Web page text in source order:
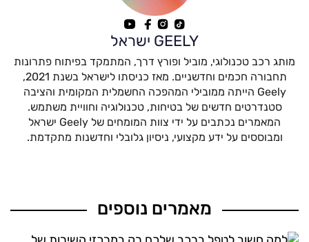
GEELY ישראל
מותג רכב טכנולוגי, מוביל ופורץ דרך, המתמקד בפיתוח פתרונות
תחבורה חכמים וחדשניים. מאז כניסתו לישראל בשנת 2021,
Geely הייתה ממובילי המהפכה החשמלית המקומית והציבה
סטנדרטים חדשים של בטיחות, טכנולוגיה וחוויית משתמש.
המאמרים נכתבים על ידי צוות המומחים של Geely ישראל
ומבוססים על ידע מקצועי, ניסיון גלובלי וחדשנות מתקדמת.
מאמרים נוספים